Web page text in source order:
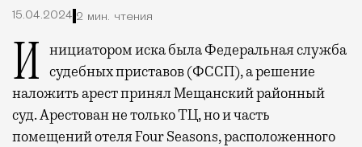
15.04.2024 2 мин. чтения
Инициатором иска была Федеральная служба судебных приставов (ФССП), а решение
наложить арест принял Мещанский районный
суд. Арестован не только ТЦ, но и часть
помещений отеля Four Seasons, расположенного